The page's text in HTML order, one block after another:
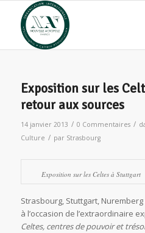
Exposition sur les
retour aux sources
14 janvier 2013 / 0 Commentaires /
Culture / par Strasbourg
Exposition sur les Celtes à Stuttgart
Strasbourg, Stuttgart,
à l’occasion de l’extraordinaire
Celtes, centres de pouvoir et